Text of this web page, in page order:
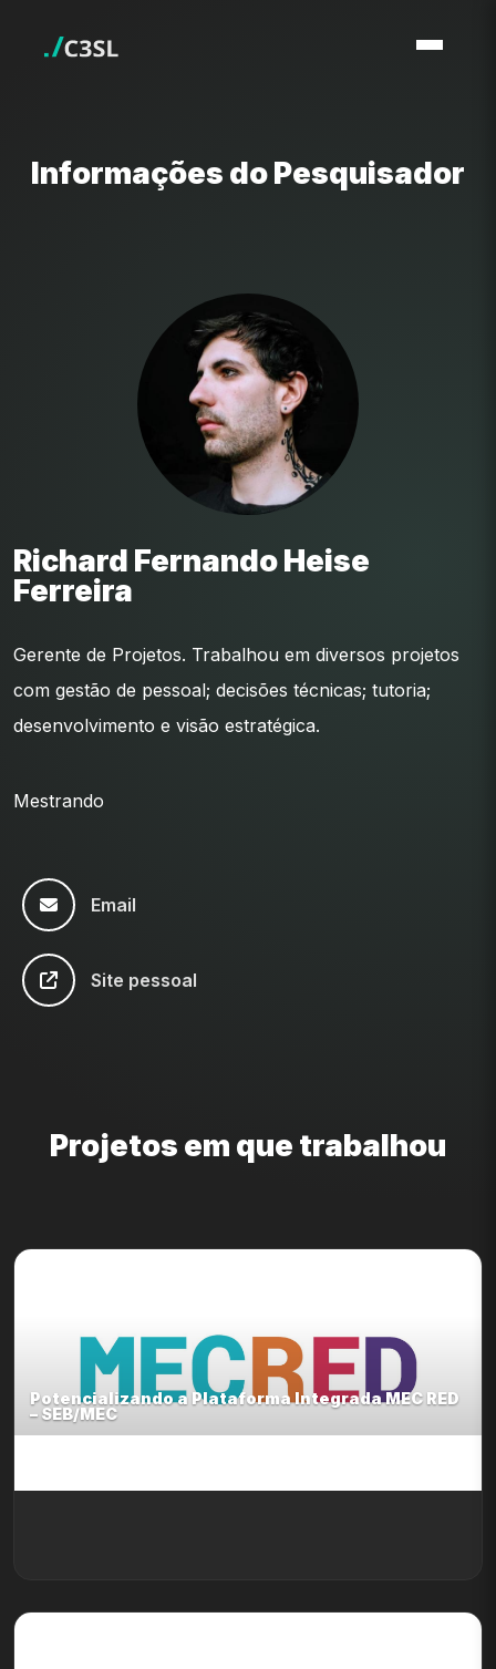
Informações do Pesquisador
Richard Fernando Heise
Ferreira
Mestrando
Gerente de Projetos. Trabalhou em diversos projetos
com gestão de pessoal; decisões técnicas; tutoria;
desenvolvimento e visão estratégica.
Email
Site pessoal
Projetos em que trabalhou
Potencializando a Plataforma Integrada MEC RED
– SEB/MEC